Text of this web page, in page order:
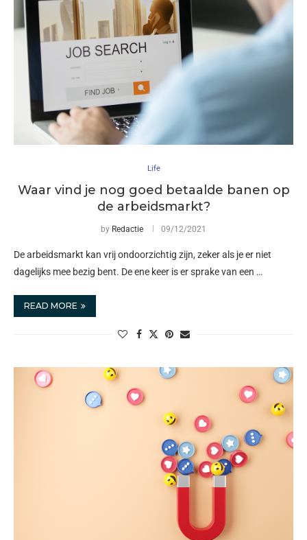
Life
Waar vind je nog goed betaalde banen op
de arbeidsmarkt?
by Redactie 09/12/2021
De arbeidsmarkt kan vrij ondoorzichtig zijn, zeker als je er niet
dagelijks mee bezig bent. De ene keer is er sprake van een …
READ MORE